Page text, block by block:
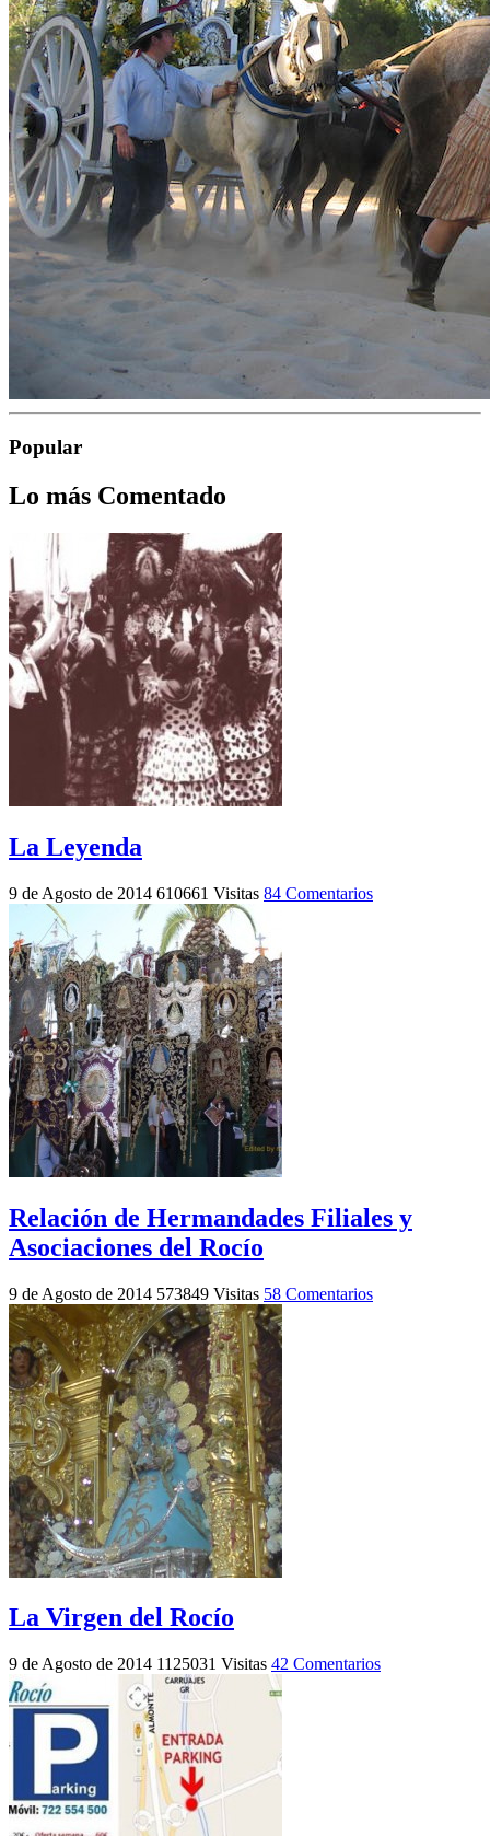
Popular
Lo más Comentado
La Leyenda
9 de Agosto de 2014 610661 Visitas 84 Comentarios
Relación de Hermandades Filiales y
Asociaciones del Rocío
9 de Agosto de 2014 573849 Visitas 58 Comentarios
La Virgen del Rocío
9 de Agosto de 2014 1125031 Visitas 42 Comentarios